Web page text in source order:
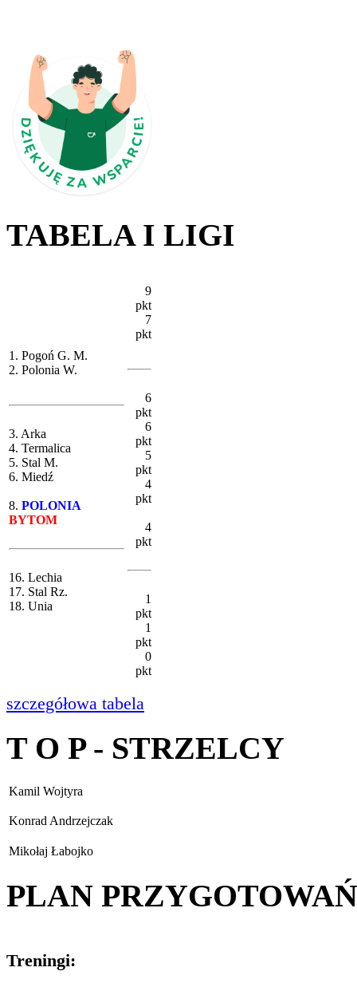
TABELA I LIGI
1. Pogoń G. M.
2. Polonia W.
3. Arka
4. Termalica
5. Stal M.
6. Miedź
8. POLONIA
BYTOM
16. Lechia
17. Stal Rz.
18. Unia
9
pkt
7
pkt
6
pkt
6
pkt
5
pkt
4
pkt
4
pkt
1
pkt
1
pkt
0
pkt
szczegółowa tabela
T O P - STRZELCY
Kamil Wojtyra
Konrad Andrzejczak
Mikołaj Łabojko
PLAN PRZYGOTOWAŃ
Treningi: